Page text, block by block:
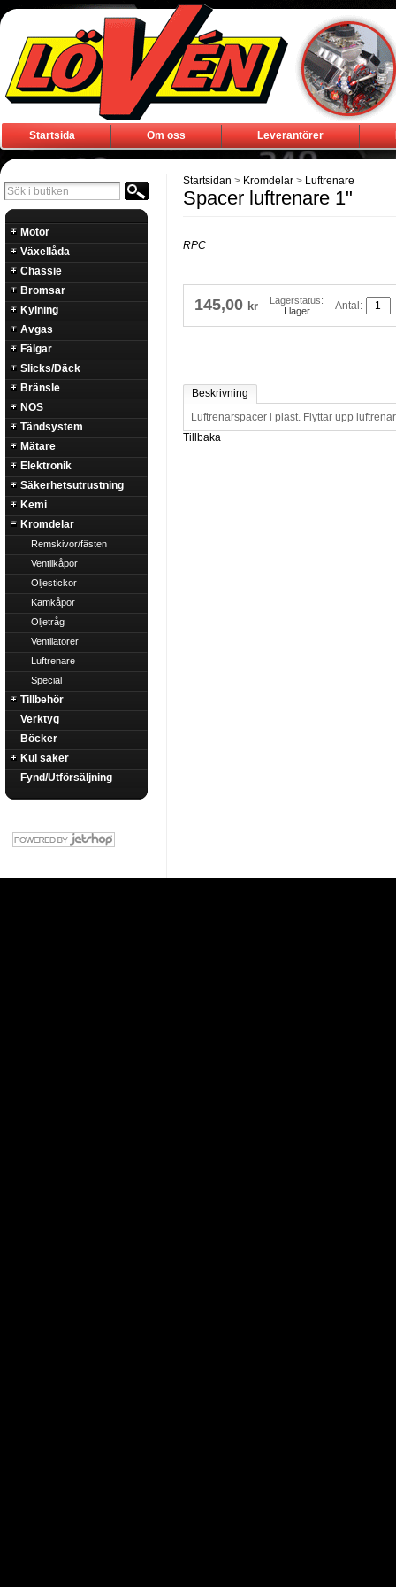
Startsida Om oss Leverantörer
Motor
Växellåda
Chassie
Bromsar
Kylning
Avgas
Fälgar
Slicks/Däck
Bränsle
NOS
Tändsystem
Mätare
Elektronik
Säkerhetsutrustning
Kemi
Kromdelar
Remskivor/fästen
Ventilkåpor
Oljestickor
Kamkåpor
Oljetråg
Ventilatorer
Luftrenare
Special
Tillbehör
Verktyg
Böcker
Kul saker
Fynd/Utförsäljning
Startsidan > Kromdelar > Luftrenare
Spacer luftrenare 1"
RPC
145,00 kr
Lagerstatus:
I lager
Antal:
Beskrivning
Luftrenarspacer i plast. Flyttar upp
Tillbaka